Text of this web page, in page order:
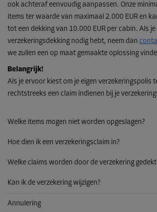
ook achteraf eenvoudig aanpassen. Onze
items ter waarde van maximaal 2.000 EUR en
tot een dekking van 10.000 EUR per cabin. Als je
verzekeringsdekking nodig hebt, neem dan
we zullen een op maat gemaakte oplossing
Belangrijk!
Als je ervoor kiest om je eigen verzekeringspolis
rechtstreeks een claim indienen bij je
Welke items mogen niet worden opgeslagen?
Hoe dien ik een verzekeringsclaim in?
Welke claims worden door de verzekering
Kan ik de verzekering wijzigen?
Annulering